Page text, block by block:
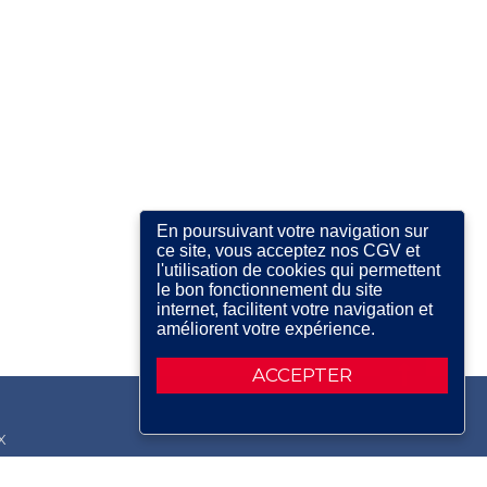
ACCEPTER
En poursuivant votre navigation sur
ce site, vous acceptez nos CGV et
l'utilisation de cookies qui permettent
le bon fonctionnement du site
internet, facilitent votre navigation et
améliorent votre expérience.